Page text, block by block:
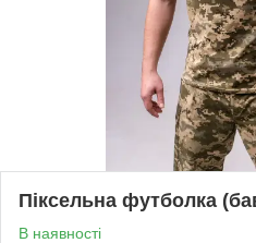
Піксельна футболка
В наявності